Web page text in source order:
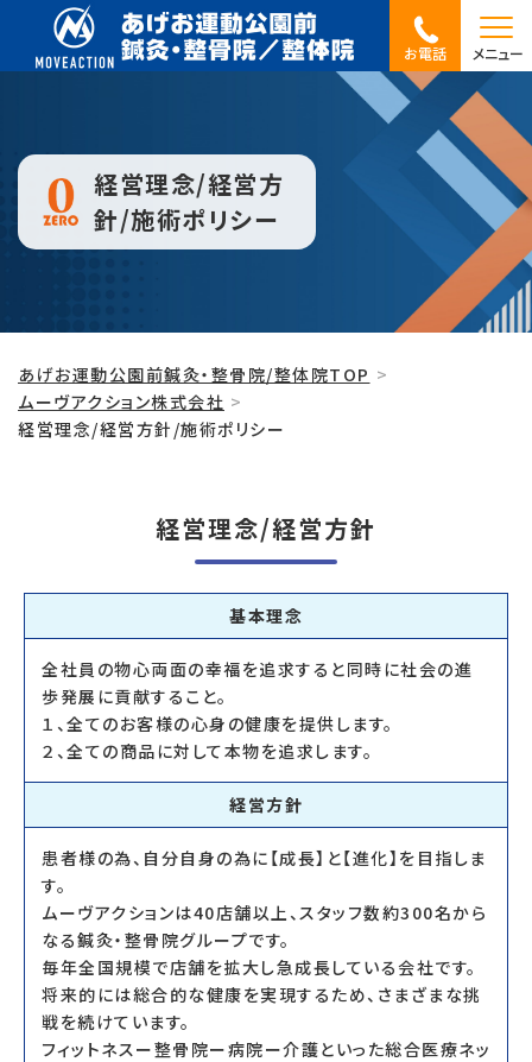
お電話 メニュー
経営理念/経営方
針/施術ポリシー
あげお運動公園前鍼灸・整骨院/整体院TOP
ムーヴアクション株式会社
経営理念/経営方針/施術ポリシー
経営理念/経営方針
基本理念
全社員の物心両面の幸福を追求すると同時に社会の進
歩発展に貢献すること。
１、全てのお客様の心身の健康を提供します。
２、全ての商品に対して本物を追求します。
経営方針
患者様の為、自分自身の為に【成長】と【進化】を目指しま
す。
ムーヴアクションは40店舗以上、スタッフ数約300名から
なる鍼灸・整骨院グループです。
毎年全国規模で店舗を拡大し急成長している会社です。
将来的には総合的な健康を実現するため、さまざまな挑
戦を続けています。
フィットネスー整骨院ー病院ー介護といった総合医療ネッ